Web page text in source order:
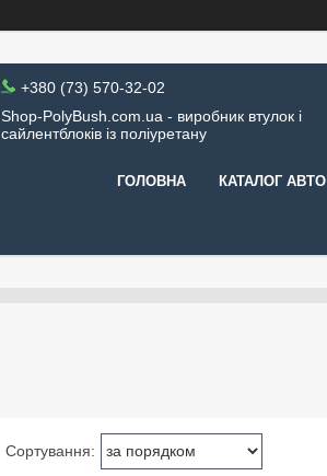
+380 (73) 570-32-02
Shop-PolyBush.com.ua - виробник втулок і
сайлентблоків із поліуретану
ГОЛОВНА КАТАЛОГ АВТО